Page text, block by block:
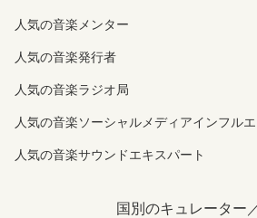
人気の音楽メンター
人気の音楽発行者
人気の音楽ラジオ局
人気の音楽ソーシャルメディアインフル
人気の音楽サウンドエキスパート
国別のキュレーター